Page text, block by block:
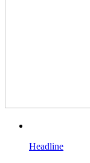
Headline